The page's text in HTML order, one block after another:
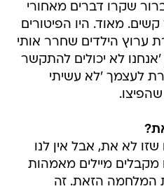
שקרו דברים מאחורי
מאוד. היו הפיטורים
ערוץ הילדים שחרר אותי
לא יכולים להתקשר
לעצמך 'לא עשיתי
שזו לא את, אבל אין לנו
מיילים מאמהות
המלחמה הזאת. זה